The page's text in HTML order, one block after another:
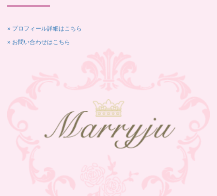
» プロフィール詳細はこちら
» お問い合わせはこちら